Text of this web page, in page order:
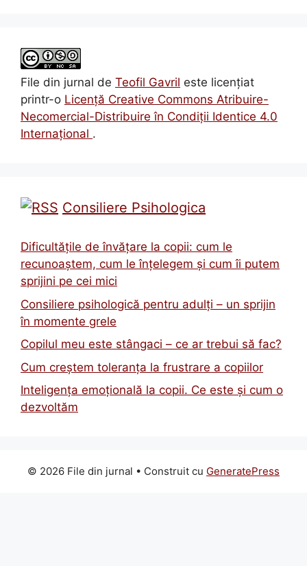
File din jurnal de Teofil Gavril este licenţiat
printr-o Licenţă Creative Commons Atribuire-
Necomercial-Distribuire în Condiţii Identice 4.0
Internațional .
Consiliere Psihologica
Dificultățile de învățare la copii: cum le
recunoaștem, cum le înțelegem și cum îi putem
sprijini pe cei mici
Consiliere psihologică pentru adulți – un sprijin
în momente grele
Copilul meu este stângaci – ce ar trebui să fac?
Cum creștem toleranța la frustrare a copiilor
Inteligența emoțională la copii. Ce este și cum o
dezvoltăm
© 2026 File din jurnal • Construit cu GeneratePress